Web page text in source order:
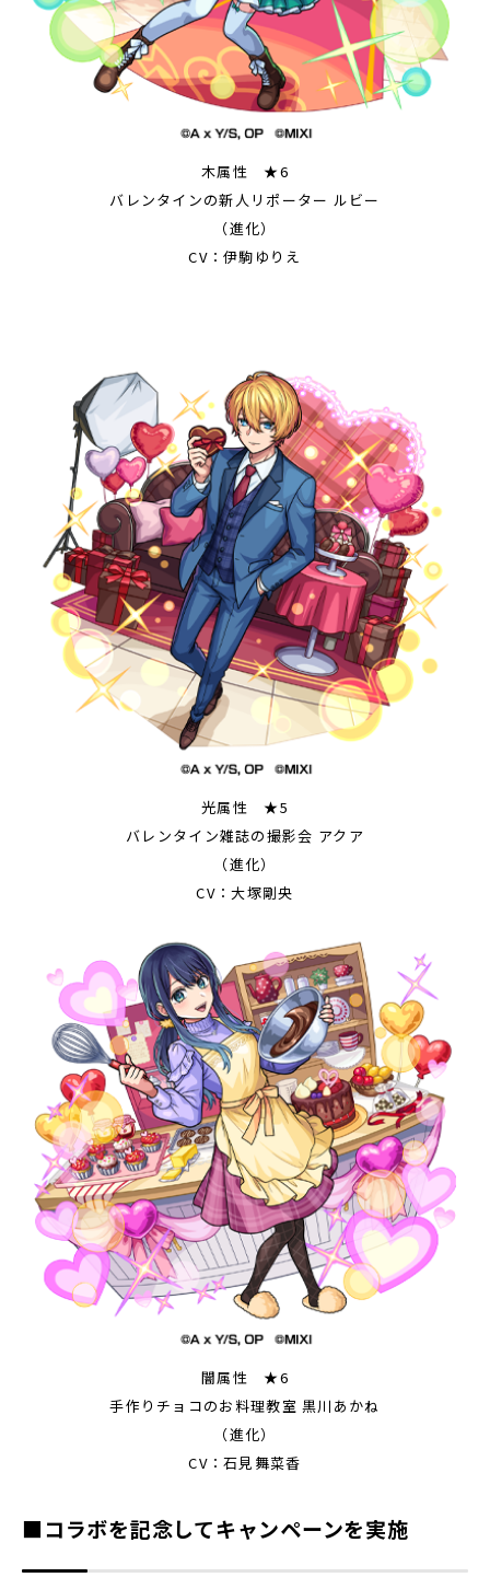
木属性 ★6
バレンタインの新人リポーター ルビー
（進化）
CV：伊駒ゆりえ
光属性 ★5
バレンタイン雑誌の撮影会 アクア
（進化）
CV：大塚剛央
闇属性 ★6
手作りチョコのお料理教室 黒川あかね
（進化）
CV：石見舞菜香
■コラボを記念してキャンペーンを実施